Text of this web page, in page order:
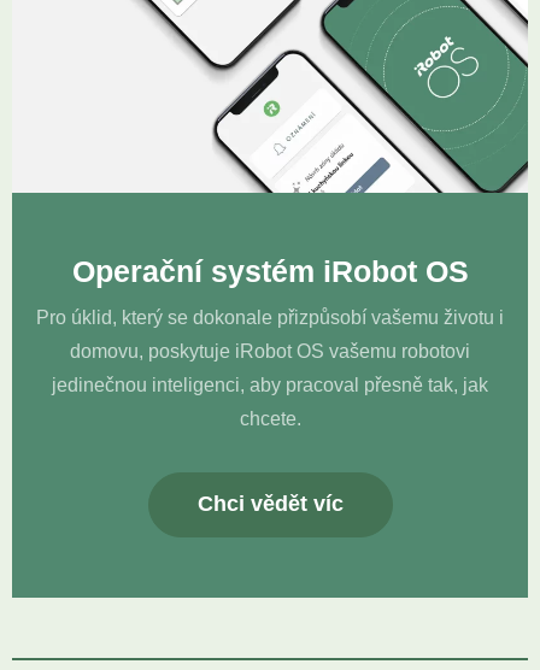
Operační systém iRobot OS
Pro úklid, který se dokonale přizpůsobí vašemu životu i
domovu, poskytuje iRobot OS vašemu robotovi
jedinečnou inteligenci, aby pracoval přesně tak, jak
chcete.
Chci vědět víc